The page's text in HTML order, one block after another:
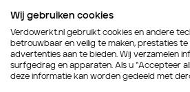
Wij gebruiken cookies
Verdowerkt.nl gebruikt cookies en andere
betrouwbaar en veilig te maken, prestaties
advertenties aan te bieden. Wij verzamelen
surfgedrag en apparaten. Als u “Accepteer
deze informatie kan worden gedeeld met